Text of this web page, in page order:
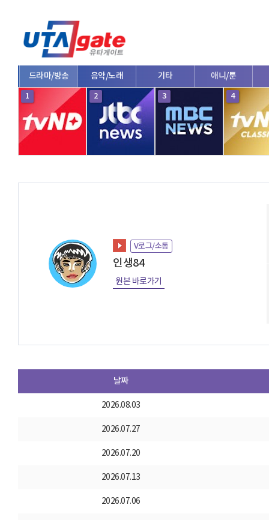
드라마/방송 음악/노래 기타 애니/툰
1 2 3 4
V로그/소통
인생84
원본 바로가기
날짜
2026.08.03
2026.07.27
2026.07.20
2026.07.13
2026.07.06